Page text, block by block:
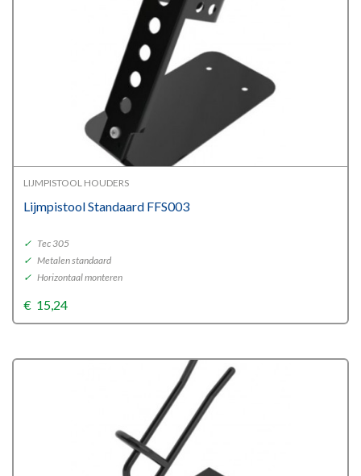
LIJMPISTOOL HOUDERS
Lijmpistool Standaard FFS003
✓ Tec 305
✓ Metalen standaard
✓ Horizontaal monteren
€ 15,24